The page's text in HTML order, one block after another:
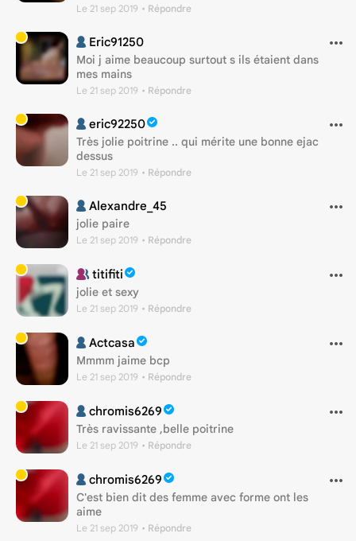
Le 21 sep 2019 • Répondre
Eric91250
Moi j aime beaucoup surtout s ils étaient dans
mes mains
Le 21 sep 2019 • Répondre
eric92250
Très jolie poitrine .. qui mérite une bonne ejac
dessus
Le 21 sep 2019 • Répondre
Alexandre_45
jolie paire
Le 21 sep 2019 • Répondre
titifiti
jolie et sexy
Le 21 sep 2019 • Répondre
Actcasa
Mmmm jaime bcp
Le 21 sep 2019 • Répondre
chromis6269
Très ravissante ,belle poitrine
Le 21 sep 2019 • Répondre
chromis6269
C'est bien dit des femme avec forme ont les
aime
Le 21 sep 2019 • Répondre